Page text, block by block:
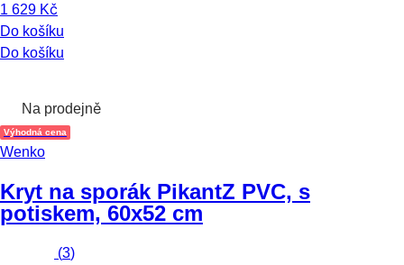
1 629 Kč
Do košíku
Do košíku
Na prodejně
Výhodná cena
Wenko
Kryt na sporák PikantZ PVC, s
potiskem, 60x52 cm
(3)